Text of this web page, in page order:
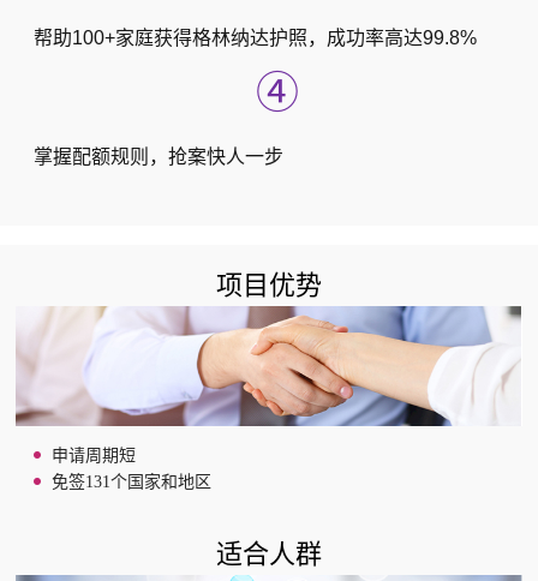
帮助100+家庭获得格林纳达护照，成功率高达99.8%
④
掌握配额规则，抢案快人一步
项目优势
申请周期短
免签131个国家和地区
适合人群